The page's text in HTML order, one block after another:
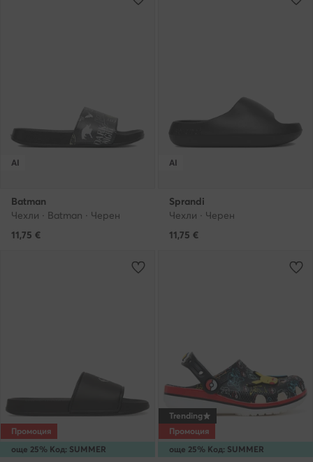
AI
Batman
Чехли · Batman · Черен
11,75 €
AI
Sprandi
Чехли · Черен
11,75 €
още 25% Код: SUMMER
Промоция
още 25% Код: SUMMER
Trending
Промоция